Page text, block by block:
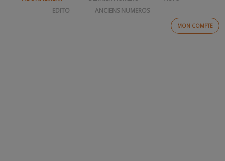
MON COMPTE
EDITO
ANCIENS NUMEROS